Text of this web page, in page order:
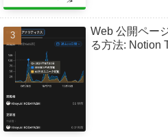
Web 公開ペー
る方法: Notion